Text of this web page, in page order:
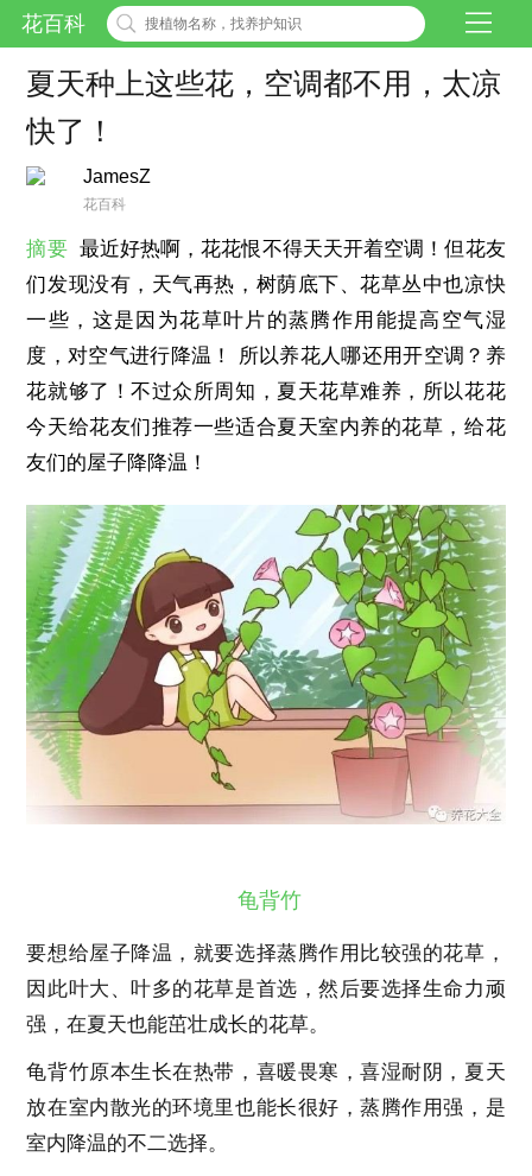
花百科
夏天种上这些花，空调都不用，太凉
快了！
JamesZ
花百科
摘要 最近好热啊，花花恨不得天天开着空调！但花友
们发现没有，天气再热，树荫底下、花草丛中也凉快
一些，这是因为花草叶片的蒸腾作用能提高空气湿
度，对空气进行降温！ 所以养花人哪还用开空调？养
花就够了！不过众所周知，夏天花草难养，所以花花
今天给花友们推荐一些适合夏天室内养的花草，给花
友们的屋子降降温！
龟背竹
要想给屋子降温，就要选择蒸腾作用比较强的花草，
因此叶大、叶多的花草是首选，然后要选择生命力顽
强，在夏天也能茁壮成长的花草。
龟背竹原本生长在热带，喜暖畏寒，喜湿耐阴，夏天
放在室内散光的环境里也能长很好，蒸腾作用强，是
室内降温的不二选择。